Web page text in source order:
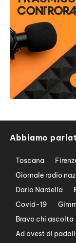
Abbiamo
Toscana
Giornale radio
Dario Nardella
Covid-19
Bravo chi ascolta
Ad ovest di